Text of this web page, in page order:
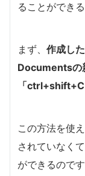
ることができる
まず、 作成し
Documentsの
「ctrl+shift+C
この方法を使
されていなく
ができるのです